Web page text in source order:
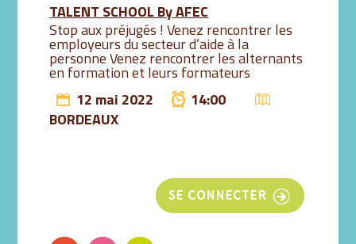
TALENT SCHOOL By AFEC
Stop aux préjugés ! Venez rencontrer les
employeurs du secteur d’aide à la
personne Venez rencontrer les alternants
en formation et leurs formateurs
12 mai 2022
14:00
BORDEAUX
SE CONNECTER